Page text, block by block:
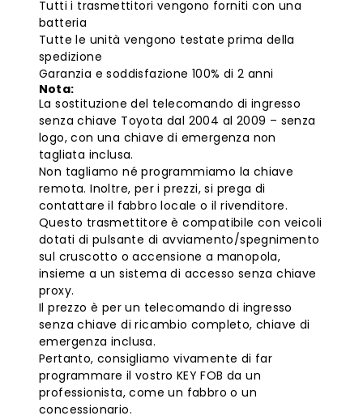
Tutti i trasmettitori vengono forniti con una
batteria
Tutte le unità vengono testate prima della
spedizione
Garanzia e soddisfazione 100% di 2 anni
Nota:
La sostituzione del telecomando di ingresso
senza chiave Toyota dal 2004 al 2009 – senza
logo, con una chiave di emergenza non
tagliata inclusa.
Non tagliamo né programmiamo la chiave
remota. Inoltre, per i prezzi, si prega di
contattare il fabbro locale o il rivenditore.
Questo trasmettitore è compatibile con veicoli
dotati di pulsante di avviamento/spegnimento
sul cruscotto o accensione a manopola,
insieme a un sistema di accesso senza chiave
proxy.
Il prezzo è per un telecomando di ingresso
senza chiave di ricambio completo, chiave di
emergenza inclusa.
Pertanto, consigliamo vivamente di far
programmare il vostro KEY FOB da un
professionista, come un fabbro o un
concessionario.